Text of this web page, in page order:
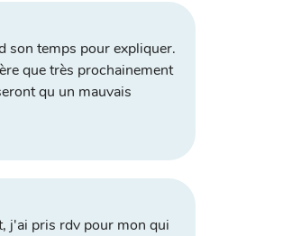
son temps pour expliquer.
que très prochainement
qu un mauvais
j'ai pris rdv pour mon qui